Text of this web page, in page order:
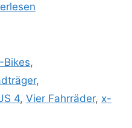
Bikes,
,
4, Vier Fahrräder, x-